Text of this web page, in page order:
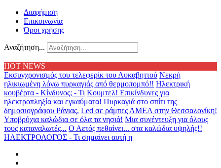
Διαφήμιση
Επικοινωνία
Όροι χρήσης
Αναζήτηση...
HOT NEWS
Εκσυγχρονισμός του τελεφερίκ του Λυκαβηττού Νεκρή
ηλικιωμένη λόγω πυρκαγιάς από θερμοπομπό!! Ηλεκτρική
κουβέρτα - Κίνδυνος; - Τι Κουμτελ! Επικίνδυνες για
ηλεκτροπληξία και εγκαύματα! Πυρκαγιά στο σπίτι της
δημοσιογράφου Ράνιας, Led σε ράμπες ΑΜΕΑ στην Θεσσαλονίκη!
Υποβρύχια καλώδια σε όλα τα νησιά! Μια συνέντευξη για όλους
τους καταναλωτές... Ο Αετός πεθαίνει... στα καλώδια υψηλής!!
ΗΛΕΚΤΡΟΛΟΓΟΣ - Τι σημαίνει αυτή η